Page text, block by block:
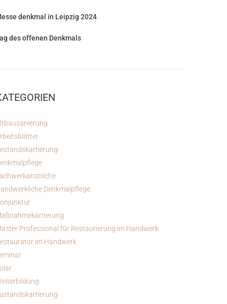
denkmal in Leipzig 2024
des offenen Denkmals
Denkmalpflege
Professional für Restaurierung im Handwerk
im Handwerk